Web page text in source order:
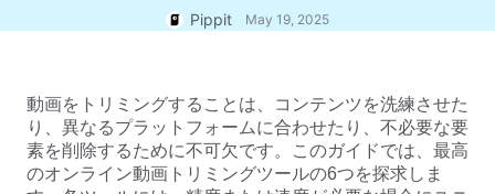
今すぐ編集
Facebookカバー写真を作成
Instagramの動画をトリミング
Pippit May 19, 2025
動画をトリミングすることは、コンテンツを洗練させた
り、異なるプラットフォームに合わせたり、不必要な要
素を削除するために不可欠です。このガイドでは、最高
のオンライン動画トリミングツールの6つを探求しま